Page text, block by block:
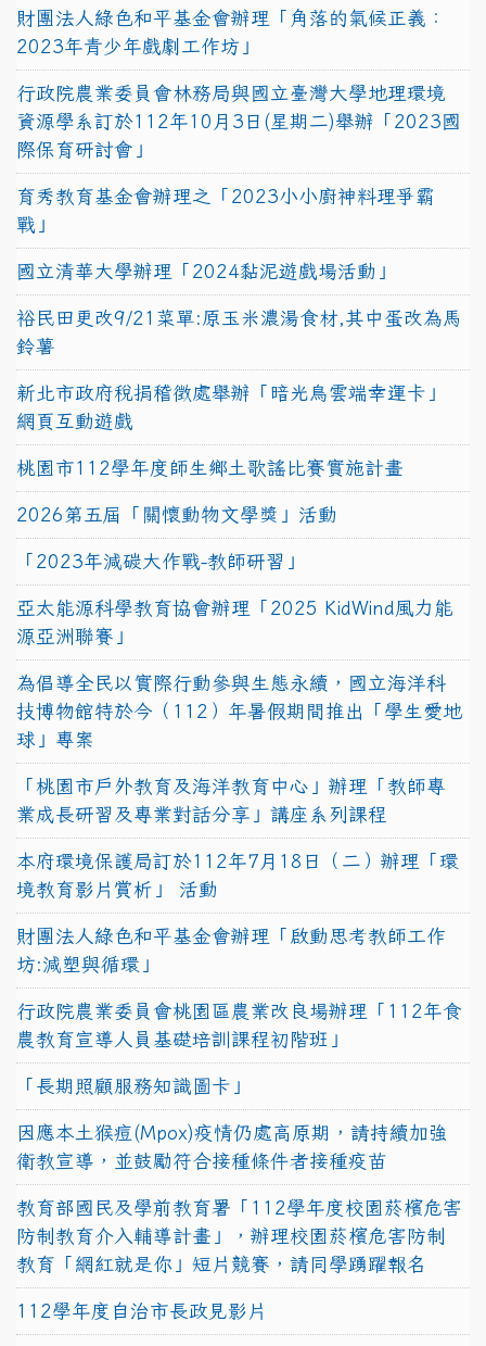
財團法人綠色和平基金會辦理「角落的氣候正義：
2023年青少年戲劇工作坊」
行政院農業委員會林務局與國立臺灣大學地理環境
資源學系訂於112年10月3日(星期二)舉辦「2023國
際保育研討會」
育秀教育基金會辦理之「2023小小廚神料理爭霸
戰」
國立清華大學辦理「2024黏泥遊戲場活動」
裕民田更改9/21菜單:原玉米濃湯食材,其中蛋改為馬
鈴薯
新北市政府稅捐稽徵處舉辦「暗光鳥雲端幸運卡」
網頁互動遊戲
桃園市112學年度師生鄉土歌謠比賽實施計畫
2026第五屆「關懷動物文學獎」活動
「2023年減碳大作戰-教師研習」
亞太能源科學教育協會辦理「2025 KidWind風力能
源亞洲聯賽」
為倡導全民以實際行動參與生態永續，國立海洋科
技博物館特於今（112）年暑假期間推出「學生愛地
球」專案
「桃園市戶外教育及海洋教育中心」辦理「教師專
業成長研習及專業對話分享」講座系列課程
本府環境保護局訂於112年7月18日（二）辦理「環
境教育影片賞析」 活動
財團法人綠色和平基金會辦理「啟動思考教師工作
坊:減塑與循環」
行政院農業委員會桃園區農業改良場辦理「112年食
農教育宣導人員基礎培訓課程初階班」
「長期照顧服務知識圖卡」
因應本土猴痘(Mpox)疫情仍處高原期，請持續加強
衛教宣導，並鼓勵符合接種條件者接種疫苗
教育部國民及學前教育署「112學年度校園菸檳危害
防制教育介入輔導計畫」，辦理校園菸檳危害防制
教育「網紅就是你」短片競賽，請同學踴躍報名
112學年度自治市長政見影片